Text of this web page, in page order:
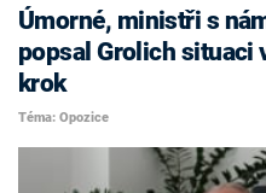
Úmorné, ministři s
popsal Grolich situaci
krok
Téma: Opozice